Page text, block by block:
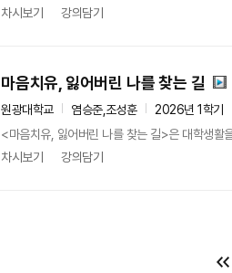
차시보기
강의담기
마음치유, 잃어버린 나를 찾는 길
원광대학교 염승준,조성훈
2026년 1학기
<마음치유, 잃어버린 나를 찾는 길>은 대학생활
차시보기
강의담기